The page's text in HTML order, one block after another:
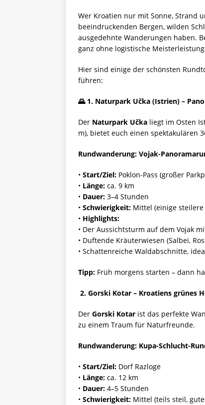
Wer Kroatien nur mit Sonne, Strand
beeindruckenden Bergen, wilden
ausgedehnte Wanderungen haben.
ganz ohne logistische
Hier sind einige der schönsten
führen:
🌄1. Naturpark Učka (Istrien) –
Der Naturpark Učka liegt im Osten
m), bietet euch einen spektakulären
Rundwanderung: Vojak-
• Start/Ziel: Poklon-Pass (großer
• Länge: ca. 9 km
• Dauer: 3–4 Stunden
• Schwierigkeit: Mittel (einige
• Highlights:
• Der Aussichtsturm auf dem Vojak
• Duftende Kräuterwiesen (Salbei,
• Schattenreiche Waldabschnitte,
Tipp: Früh morgens starten – dann
2. Gorski Kotar – Kroatiens grünes
Der Gorski Kotar ist das perfekte
zu einem Traum für Naturfreunde.
Rundwanderung: Kupa-Schlucht-
• Start/Ziel: Dorf Razloge
• Länge: ca. 12 km
• Dauer: 4–5 Stunden
• Schwierigkeit: Mittel (teils steil,